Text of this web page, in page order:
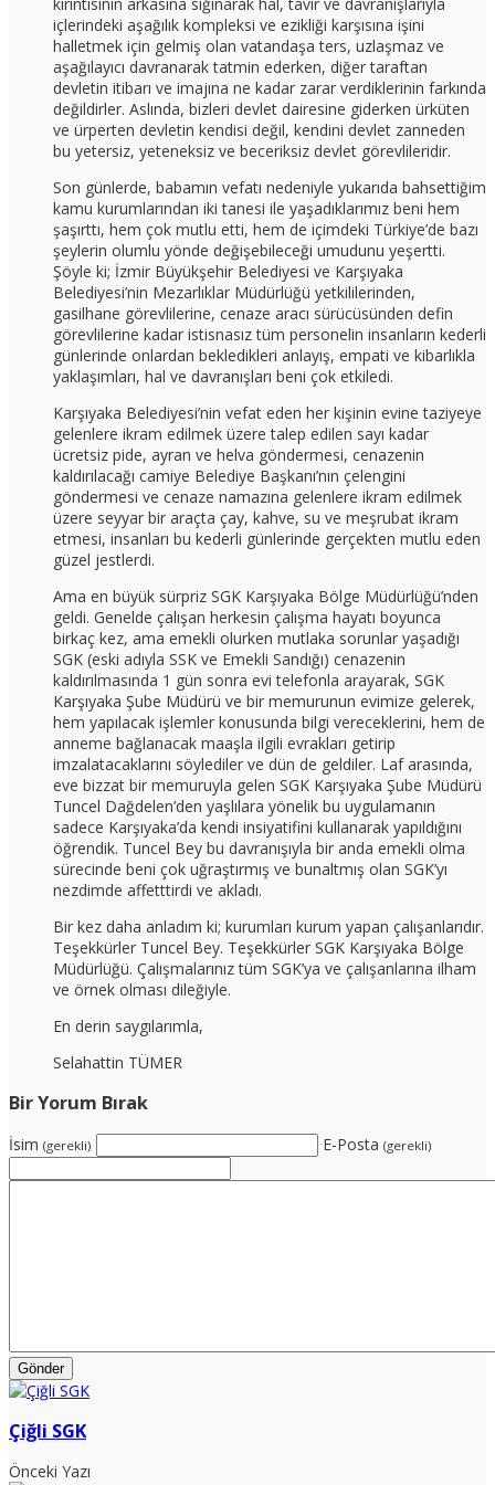
içlerindeki aşağılık kompleksi ve ezikliği karşısına işini
halletmek için gelmiş olan vatandaşa ters, uzlaşmaz ve
aşağılayıcı davranarak tatmin ederken, diğer taraftan
devletin itibarı ve imajına ne kadar zarar verdiklerinin farkında
değildirler. Aslında, bizleri devlet dairesine giderken ürküten
ve ürperten devletin kendisi değil, kendini devlet zanneden
bu yetersiz, yeteneksiz ve beceriksiz devlet görevlileridir.
Son günlerde, babamın vefatı nedeniyle yukarıda bahsettiğim
kamu kurumlarından iki tanesi ile yaşadıklarımız beni hem
şaşırttı, hem çok mutlu etti, hem de içimdeki Türkiye’de bazı
şeylerin olumlu yönde değişebileceği umudunu yeşertti.
Şöyle ki; İzmir Büyükşehir Belediyesi ve Karşıyaka
Belediyesi’nin Mezarlıklar Müdürlüğü yetkililerinden,
gasilhane görevlilerine, cenaze aracı sürücüsünden defin
görevlilerine kadar istisnasız tüm personelin insanların kederli
günlerinde onlardan bekledikleri anlayış, empati ve kibarlıkla
yaklaşımları, hal ve davranışları beni çok etkiledi.
Karşıyaka Belediyesi’nin vefat eden her kişinin evine taziyeye
gelenlere ikram edilmek üzere talep edilen sayı kadar
ücretsiz pide, ayran ve helva göndermesi, cenazenin
kaldırılacağı camiye Belediye Başkanı’nın çelengini
göndermesi ve cenaze namazına gelenlere ikram edilmek
üzere seyyar bir araçta çay, kahve, su ve meşrubat ikram
etmesi, insanları bu kederli günlerinde gerçekten mutlu eden
güzel jestlerdi.
Ama en büyük sürpriz SGK Karşıyaka Bölge Müdürlüğü’nden
geldi. Genelde çalışan herkesin çalışma hayatı boyunca
birkaç kez, ama emekli olurken mutlaka sorunlar yaşadığı
SGK (eski adıyla SSK ve Emekli Sandığı) cenazenin
kaldırılmasında 1 gün sonra evi telefonla arayarak, SGK
Karşıyaka Şube Müdürü ve bir memurunun evimize gelerek,
hem yapılacak işlemler konusunda bilgi vereceklerini, hem de
anneme bağlanacak maaşla ilgili evrakları getirip
imzalatacaklarını söylediler ve dün de geldiler. Laf arasında,
eve bizzat bir memuruyla gelen SGK Karşıyaka Şube Müdürü
Tuncel Dağdelen’den yaşlılara yönelik bu uygulamanın
sadece Karşıyaka’da kendi insiyatifini kullanarak yapıldığını
öğrendik. Tuncel Bey bu davranışıyla bir anda emekli olma
sürecinde beni çok uğraştırmış ve bunaltmış olan SGK’yı
nezdimde affetttirdi ve akladı.
Bir kez daha anladım ki; kurumları kurum yapan çalışanlarıdır.
Teşekkürler Tuncel Bey. Teşekkürler SGK Karşıyaka Bölge
Müdürlüğü. Çalışmalarınız tüm SGK’ya ve çalışanlarına ilham
ve örnek olması dileğiyle.
En derin saygılarımla,
Selahattin TÜMER
Bir Yorum Bırak
İsim (gerekli) E-Posta (gerekli)
Çiğli SGK
Önceki Yazı